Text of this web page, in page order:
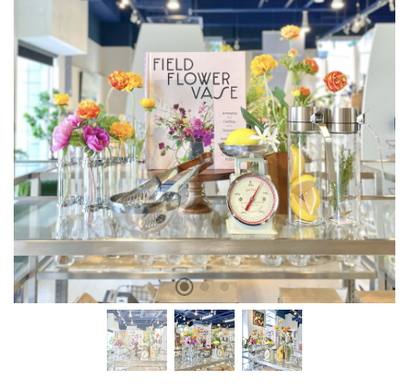
リンク
JDCA(ディスプレイスクール)
店舗情報・営業日
会社情報
採用情報
お問い合わせ
プライバシーポリシー